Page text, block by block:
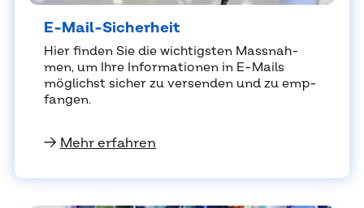
E-Mail-Si­cher­heit
Hier fin­den Sie die wich­tigs­ten Mass­nah­
men, um Ihre In­for­ma­tio­nen in E-Mails
mög­lichst si­cher zu ver­sen­den und zu emp­
fan­gen.
→ Mehr erfahren